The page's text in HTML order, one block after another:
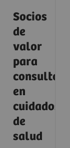
Socios
de
valor
para
en
cuidados
de
salud